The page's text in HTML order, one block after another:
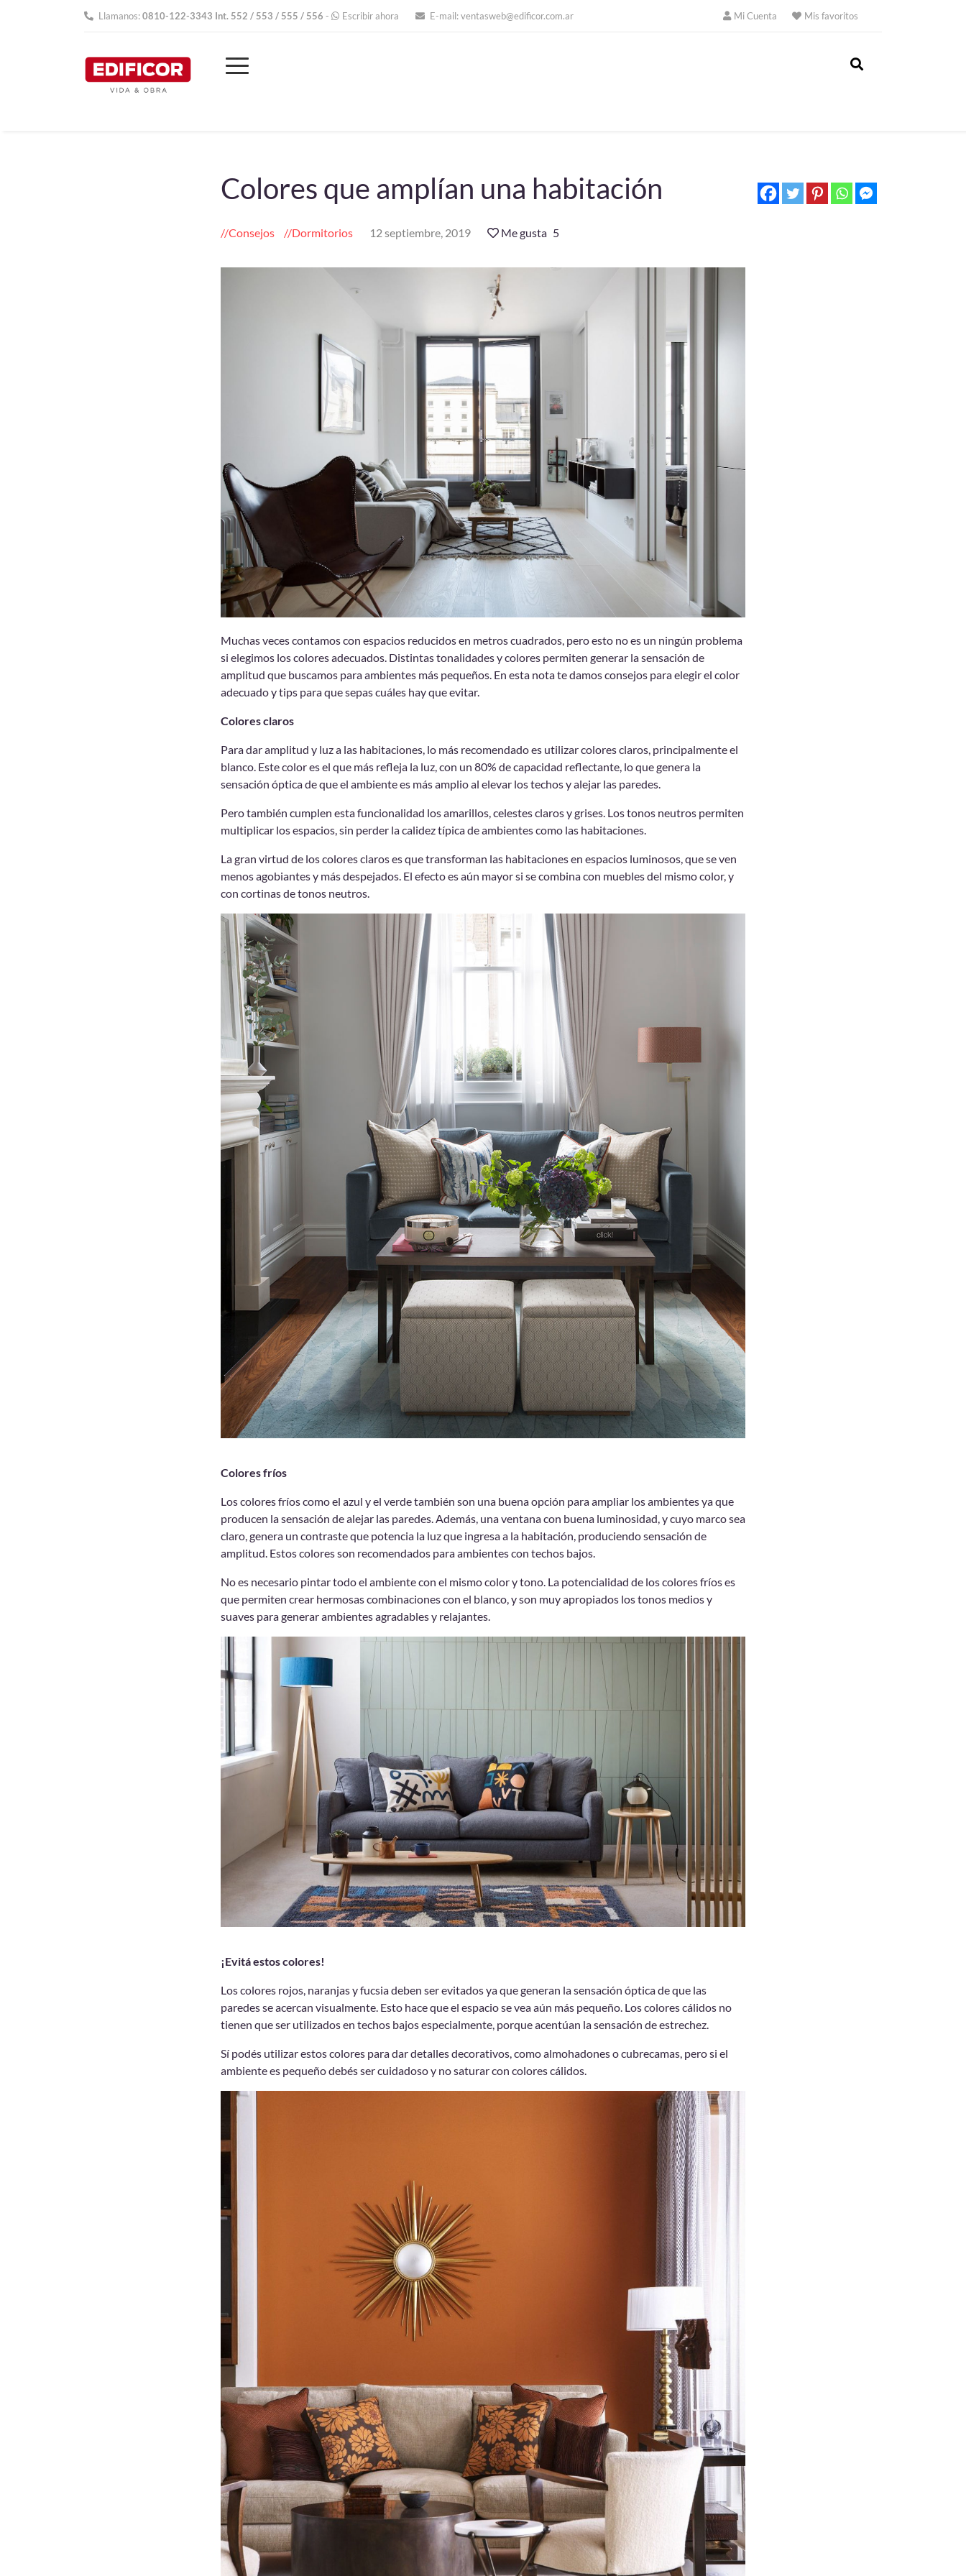
Llamanos:0810-122-3343 Int. 552 / 553 / 555 / 556 - Escribir ahora E-mail:ventasweb@edificor.com.ar Mi Cuenta Mis favoritos
Colores que amplían una habitación
Consejos Dormitorios 12 septiembre, 2019 Me gusta 5
Muchas veces contamos con espacios reducidos en metros cuadrados, pero esto no es un ningún problema
si elegimos los colores adecuados. Distintas tonalidades y colores permiten generar la sensación de
amplitud que buscamos para ambientes más pequeños. En esta nota te damos consejos para elegir el color
adecuado y tips para que sepas cuáles hay que evitar.
Colores claros
Para dar amplitud y luz a las habitaciones, lo más recomendado es utilizar colores claros, principalmente el
blanco. Este color es el que más refleja la luz, con un 80% de capacidad reflectante, lo que genera la
sensación óptica de que el ambiente es más amplio al elevar los techos y alejar las paredes.
Pero también cumplen esta funcionalidad los amarillos, celestes claros y grises. Los tonos neutros permiten
multiplicar los espacios, sin perder la calidez típica de ambientes como las habitaciones.
La gran virtud de los colores claros es que transforman las habitaciones en espacios luminosos, que se ven
menos agobiantes y más despejados. El efecto es aún mayor si se combina con muebles del mismo color, y
con cortinas de tonos neutros.
Colores fríos
Los colores fríos como el azul y el verde también son una buena opción para ampliar los ambientes ya que
producen la sensación de alejar las paredes. Además, una ventana con buena luminosidad, y cuyo marco sea
claro, genera un contraste que potencia la luz que ingresa a la habitación, produciendo sensación de
amplitud. Estos colores son recomendados para ambientes con techos bajos.
No es necesario pintar todo el ambiente con el mismo color y tono. La potencialidad de los colores fríos es
que permiten crear hermosas combinaciones con el blanco, y son muy apropiados los tonos medios y
suaves para generar ambientes agradables y relajantes.
¡Evitá estos colores!
Los colores rojos, naranjas y fucsia deben ser evitados ya que generan la sensación óptica de que las
paredes se acercan visualmente. Esto hace que el espacio se vea aún más pequeño. Los colores cálidos no
tienen que ser utilizados en techos bajos especialmente, porque acentúan la sensación de estrechez.
Sí podés utilizar estos colores para dar detalles decorativos, como almohadones o cubrecamas, pero si el
ambiente es pequeño debés ser cuidadoso y no saturar con colores cálidos.